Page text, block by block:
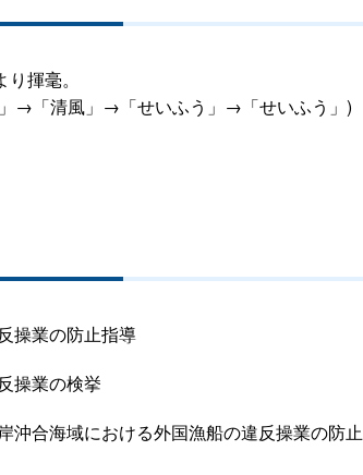
揮毫。
→「清風」→「せいふう」→「せいふう」)
操業の防止指導
操業の検挙
沖合海域における外国漁船の違反操業の防止